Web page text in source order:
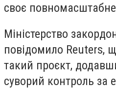
своє
Міністерство
повідомило Reuters,
такий проєкт,
суворий контроль за